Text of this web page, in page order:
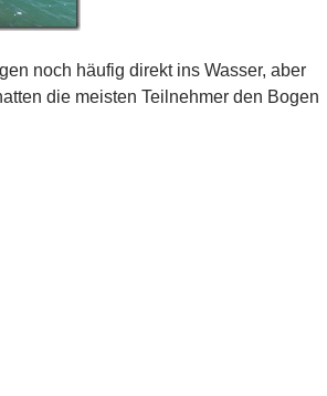
noch häufig direkt ins Wasser, aber
die meisten Teilnehmer den Bogen